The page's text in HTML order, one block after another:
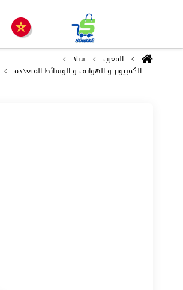
المغرب
سلا
الكمبيوتر و الهواتف و الوسائط المتعددة